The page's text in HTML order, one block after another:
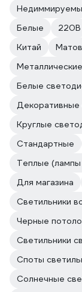
Белые
220В
Китай
Белые
Круглые
Стандартные
Теплые (лампы
Для магазина
Светильники
Черные
Светильники
Споты
Солнечные